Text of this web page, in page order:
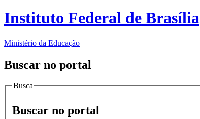
Instituto Federal de Brasília
Ministério da Educação
Buscar no portal
Busca
Buscar no portal